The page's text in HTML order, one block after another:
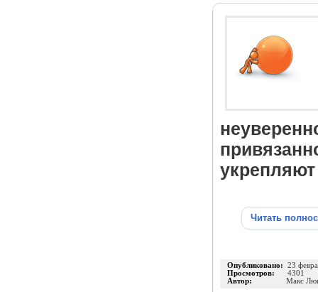
Читать
Опубликовано: 23
Просмотров: 4301
Автор: Макс